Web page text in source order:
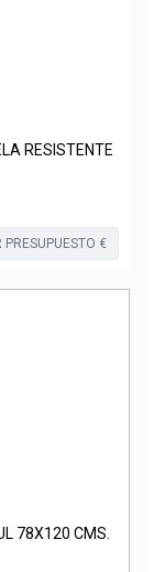
RESISTENTE
PRESUPUESTO €
78X120 CMS.